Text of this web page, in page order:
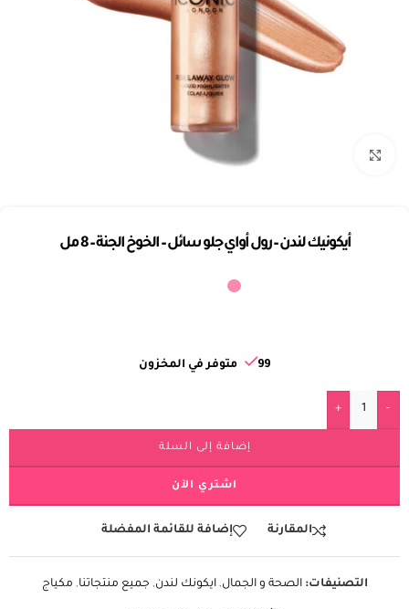
أيكونيك لندن – رول أواي جلو سائل – الخوخ الجنة – 8 مل
99 متوفر في المخزون
-
+
إضافة إلى السلة
اشتري الآن
المقارنة إضافة للقائمة المفضلة
التصنيفات: الصحة و الجمال, ايكونك لندن, جميع منتجاتنا, مكياج